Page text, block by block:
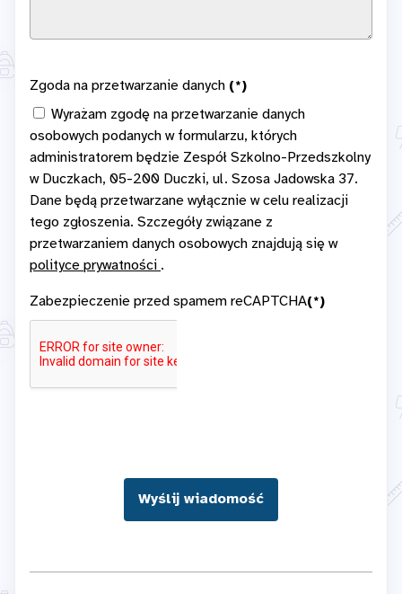
Zgoda na przetwarzanie danych (*)
osobowych podanych w formularzu, których
administratorem będzie Zespół Szkolno-Przedszkolny
w Duczkach, 05-200 Duczki, ul. Szosa Jadowska 37.
Dane będą przetwarzane wyłącznie w celu realizacji
tego zgłoszenia. Szczegóły związane z
przetwarzaniem danych osobowych znajdują się w
polityce prywatności .
Zabezpieczenie przed spamem reCAPTCHA(*)